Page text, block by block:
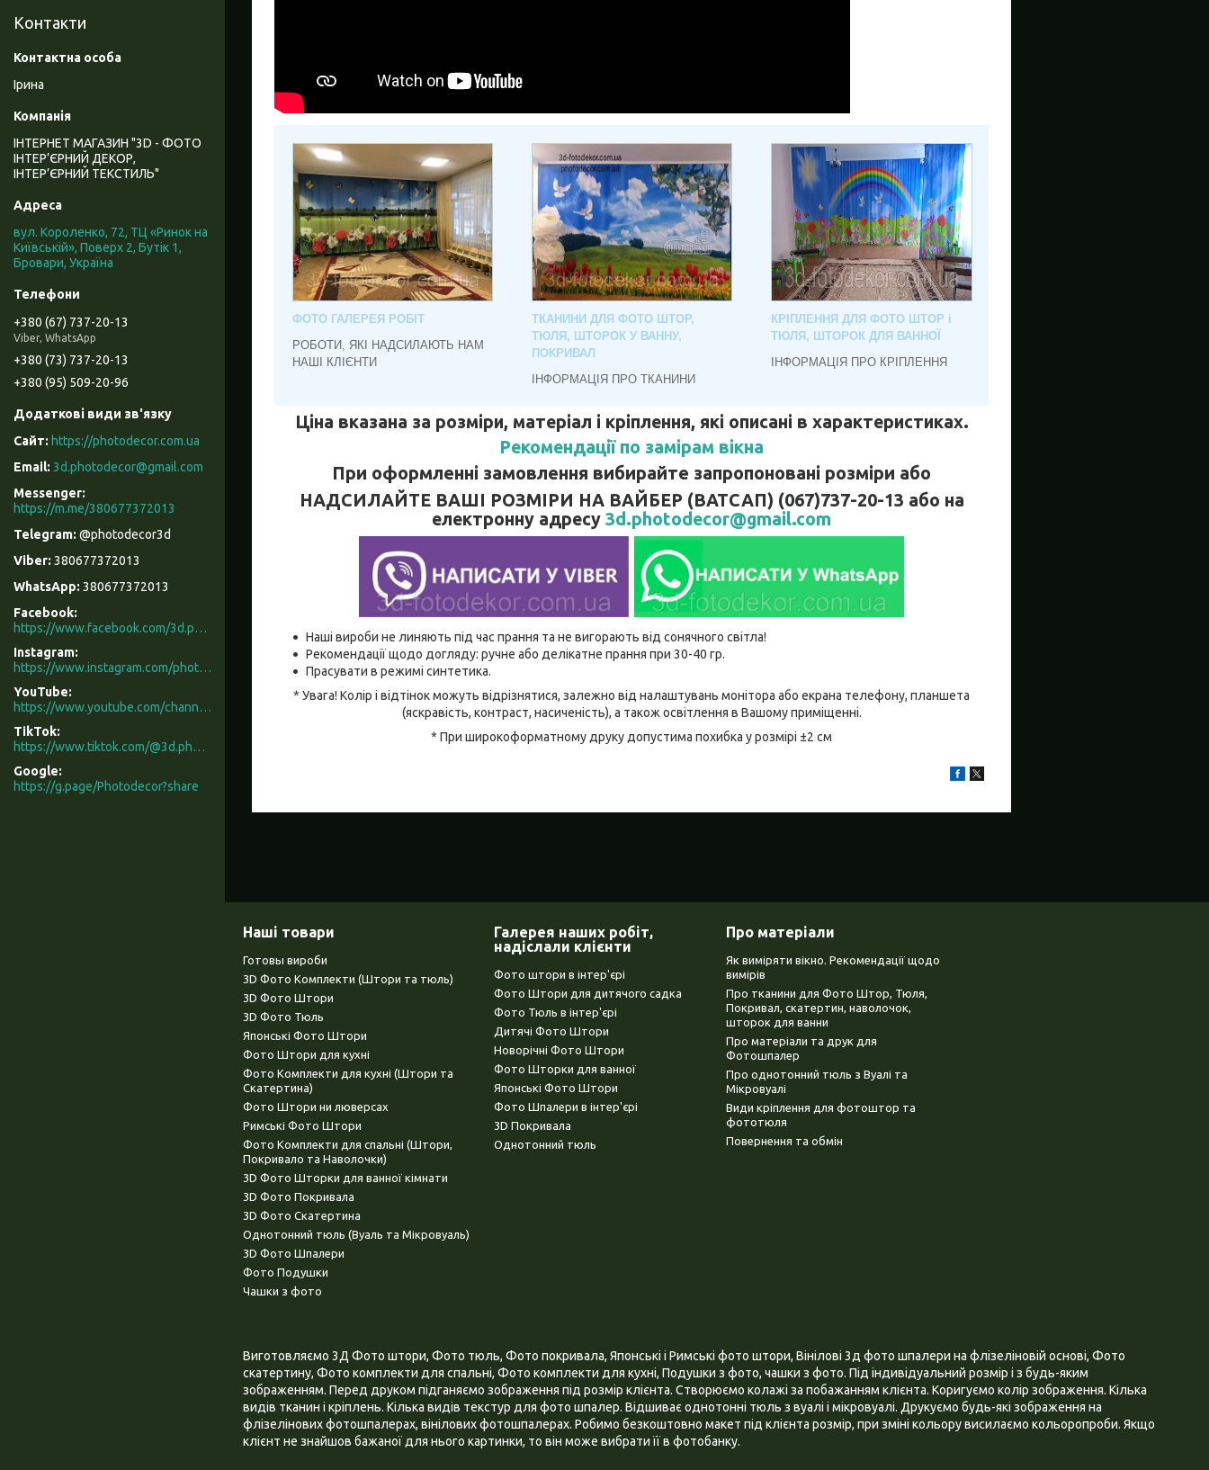
ФОТО ГАЛЕРЕЯ РОБІТ
РОБОТИ, ЯКІ НАДСИЛАЮТЬ НАМ
НАШІ КЛІЄНТИ
ТКАНИНИ ДЛЯ ФОТО ШТОР,
ТЮЛЯ, ШТОРОК У ВАННУ,
ПОКРИВАЛ
ІНФОРМАЦІЯ ПРО ТКАНИНИ
КРІПЛЕННЯ ДЛЯ ФОТО ШТОР і
ТЮЛЯ, ШТОРОК ДЛЯ ВАННОЇ
ІНФОРМАЦІЯ ПРО КРІПЛЕННЯ
Ціна вказана за розміри, матеріал і кріплення, які описані в характеристиках.
Рекомендації по замірам вікна
При оформленні замовлення вибирайте запропоновані розміри або
НАДСИЛАЙТЕ ВАШІ РОЗМІРИ НА ВАЙБЕР (ВАТСАП) (067)737-20-13 або на
електронну адресу 3d.photodecor@gmail.com
Наші вироби не линяють під час прання та не вигорають від сонячного світла!
Рекомендації щодо догляду: ручне або делікатне прання при 30-40 гр.
Прасувати в режимі синтетика.
* Увага! Колір і відтінок можуть відрізнятися, залежно від налаштувань монітора або екрана телефону, планшета
(яскравість, контраст, насиченість), а також освітлення в Вашому приміщенні.
* При широкоформатному друку допустима похибка у розмірі ±2 см
Контакти
Ірина
ІНТЕРНЕТ МАГАЗИН "3D - ФОТО
ІНТЕР’ЄРНИЙ ДЕКОР,
ІНТЕР’ЄРНИЙ ТЕКСТИЛЬ"
вул. Короленко, 72, ТЦ «Ринок на
Київській», Поверх 2, Бутік 1,
Бровари, Україна
+380 (67) 737-20-13
Viber, WhatsApp
+380 (73) 737-20-13
+380 (95) 509-20-96
https://photodecor.com.ua
3d.photodecor@gmail.com
https://m.me/380677372013
@photodecor3d
380677372013
380677372013
Facebook
https://www.facebook.com/3d.photodecor/
Instagram
https://www.instagram.com/photodecor.com.ua/
YouTube
https://www.youtube.com/channel/UCXCUerfqRY1Pw7-IptdbqyA/videos
TikTok
https://www.tiktok.com/@3d.photodecor?is_from_webapp=1&sender_device=pc
Google
https://g.page/Photodecor?share
Наші товари
Готовы вироби
3D Фото Комплекти (Штори та тюль)
3D Фото Штори
3D Фото Тюль
Японські Фото Штори
Фото Штори для кухні
Фото Комплекти для кухні (Штори та
Скатертина)
Фото Штори ни люверсах
Римські Фото Штори
Фото Комплекти для спальні (Штори,
Покривало та Наволочки)
3D Фото Шторки для ванної кімнати
3D Фото Покривала
3D Фото Скатертина
Однотонний тюль (Вуаль та Мікровуаль)
3D Фото Шпалери
Фото Подушки
Чашки з фото
Галерея наших робіт,
надіслали клієнти
Фото штори в інтер'єрі
Фото Штори для дитячого садка
Фото Тюль в інтер'єрі
Дитячі Фото Штори
Новорічні Фото Штори
Фото Шторки для ванної
Японські Фото Штори
Фото Шпалери в інтер'єрі
3D Покривала
Однотонний тюль
Про матеріали
Як виміряти вікно. Рекомендації щодо
вимірів
Про тканини для Фото Штор, Тюля,
Покривал, скатертин, наволочок,
шторок для ванни
Про матеріали та друк для
Фотошпалер
Про однотонний тюль з Вуалі та
Мікровуалі
Види кріплення для фотоштор та
фототюля
Повернення та обмін
Виготовляємо 3Д Фото штори, Фото тюль, Фото покривала, Японські і Римські фото штори, Вінілові 3д фото шпалери на флізеліновій основі, Фото
скатертину, Фото комплекти для спальні, Фото комплекти для кухні, Подушки з фото, чашки з фото. Під індивідуальний розмір і з будь-яким
зображенням. Перед друком підганяємо зображення під розмір клієнта. Створюємо колажі за побажанням клієнта. Коригуємо колір зображення. Кілька
видів тканин і кріплень. Кілька видів текстур для фото шпалер. Відшиває однотонні тюль з вуалі і мікровуалі. Друкуємо будь-які зображення на
флізелінових фотошпалерах, вінілових фотошпалерах. Робимо безкоштовно макет під клієнта розмір, при зміні кольору висилаємо кольоропроби. Якщо
клієнт не знайшов бажаної для нього картинки, то він може вибрати її в фотобанку.